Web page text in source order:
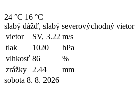
24 °C 16 °C
slabý dážď, slabý severovýchodný vietor
vietor
SV, 3.22 m/s
tlak
1020
hPa
vlhkosť 86
%
zrážky
2.44
mm
sobota 8. 8. 2026